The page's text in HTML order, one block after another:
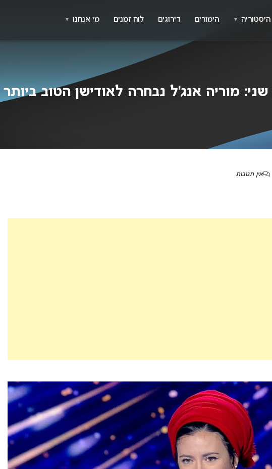
מוריה אנג’ל נבחרה לאודישן הטוב ביותר
אין תגובות
היסטוריה ▼ הימורים דירוגים לוח זמנים מי אנחנו ▼